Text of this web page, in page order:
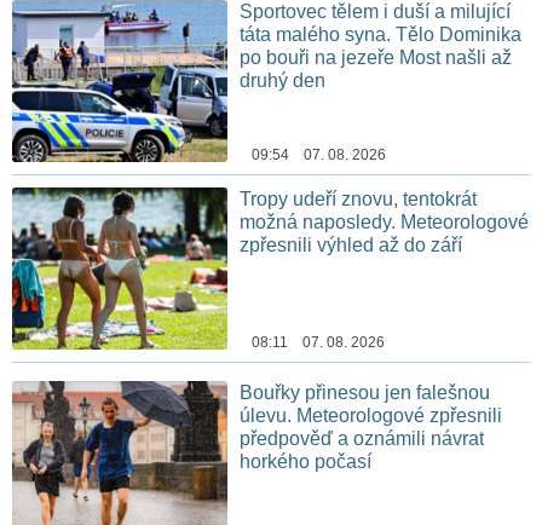
Sportovec tělem i duší a milující
táta malého syna. Tělo Dominika
po bouři na jezeře Most našli až
druhý den
09:54 07. 08. 2026
Tropy udeří znovu, tentokrát
možná naposledy. Meteorologové
zpřesnili výhled až do září
08:11 07. 08. 2026
Bouřky přinesou jen falešnou
úlevu. Meteorologové zpřesnili
předpověď a oznámili návrat
horkého počasí